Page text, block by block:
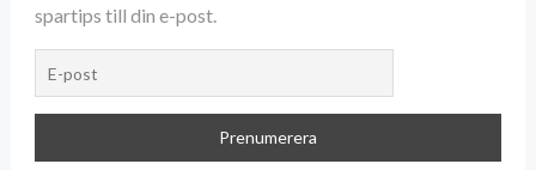
spartips till din e-post.